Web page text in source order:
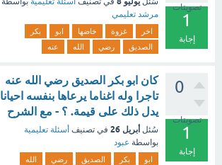
تصويتات
1
إجابة
مرشد تعليمي
اخر غزوة خاضها ابو
بكر
الصديق
رضي الله عنه
0
تصويتات
1
إجابة
كان ابو بكر الصديق رضي الله عنه
تاجرا وله اغناما يرعاها بنفسه احيانا
يدل ذلك على قيمة. ؟ - مع الشرح
سُئل أبريل 26 في تصنيف أسئلة تعليمية
بواسطة عبود
ابو بكر الصديق رضي
الله